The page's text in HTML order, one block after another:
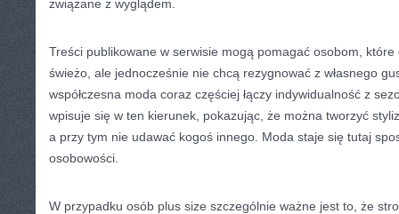
związane z wyglądem.
Treści publikowane w serwisie mogą pomagać osobom,
świeżo, ale jednocześnie nie chcą rezygnować z własnego
współczesna moda coraz częściej łączy indywidualność z
wpisuje się w ten kierunek, pokazując, że można tworzyć
a przy tym nie udawać kogoś innego. Moda staje się tutaj
osobowości.
W przypadku osób plus size szczególnie ważne jest to, że